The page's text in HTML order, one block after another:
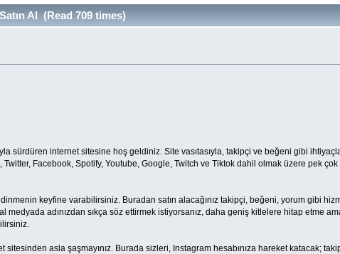
Al (Read 709 times)
sürdüren internet sitesine hoş geldiniz. Site vasıtasıyla, takipçi ve beğeni gibi
Facebook, Spotify, Youtube, Google, Twitch ve Tiktok dahil olmak üzere pek
keyfine varabilirsiniz. Buradan satın alacağınız takipçi, beğeni, yorum gibi
adınızdan sıkça söz ettirmek istiyorsanız, daha geniş kitlelere hitap etme
sitesinden asla şaşmayınız. Burada sizleri, Instagram hesabınıza hareket katacak;